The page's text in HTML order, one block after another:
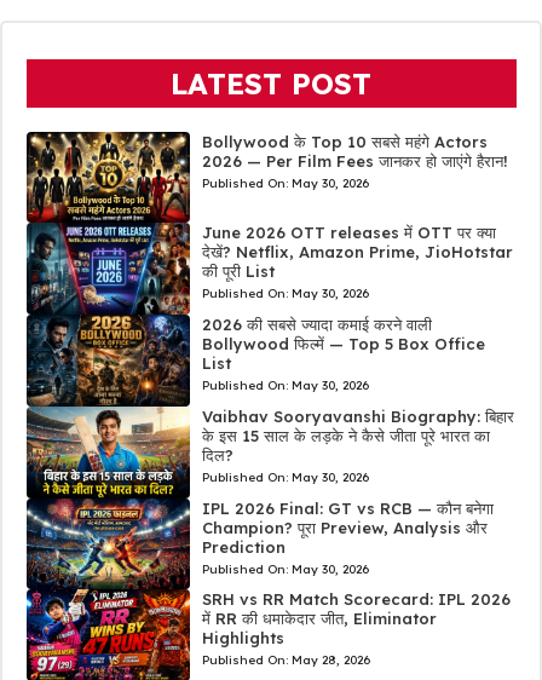
LATEST POST
Bollywood के Top 10 सबसे महंगे Actors
2026 — Per Film Fees जानकर हो जाएंगे हैरान!
Published On: May 30, 2026
June 2026 OTT releases में OTT पर क्या
देखें? Netflix, Amazon Prime, JioHotstar
की पूरी List
Published On: May 30, 2026
2026 की सबसे ज्यादा कमाई करने वाली
Bollywood फिल्में — Top 5 Box Office
List
Published On: May 30, 2026
Vaibhav Sooryavanshi Biography: बिहार
के इस 15 साल के लड़के ने कैसे जीता पूरे भारत का
दिल?
Published On: May 30, 2026
IPL 2026 Final: GT vs RCB — कौन बनेगा
Champion? पूरा Preview, Analysis और
Prediction
Published On: May 30, 2026
SRH vs RR Match Scorecard: IPL 2026
में RR की धमाकेदार जीत, Eliminator
Highlights
Published On: May 28, 2026